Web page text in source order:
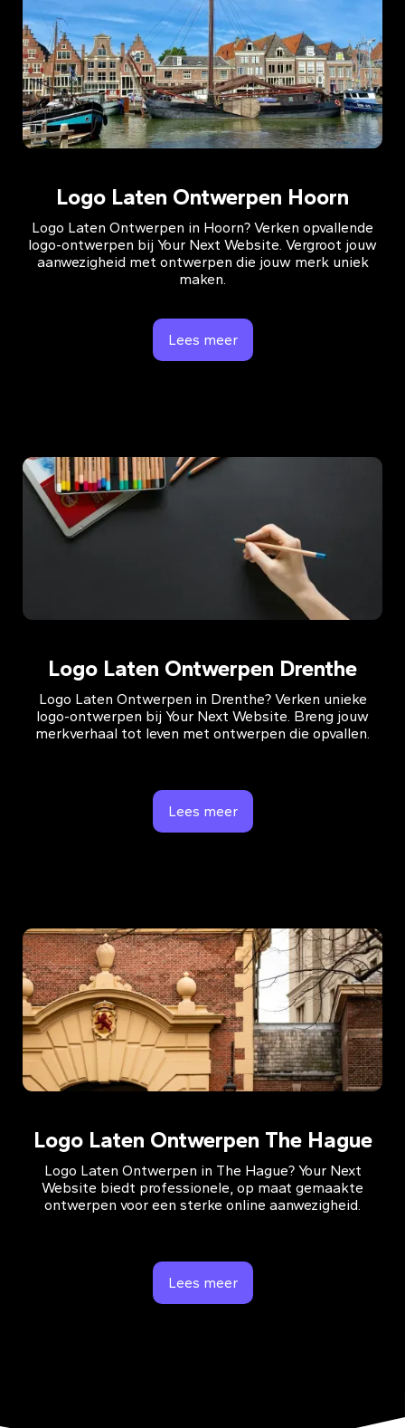
Logo Laten Ontwerpen Hoorn
Logo Laten Ontwerpen in Hoorn? Verken opvallende
logo-ontwerpen bij Your Next Website. Vergroot jouw
aanwezigheid met ontwerpen die jouw merk uniek
maken.
Lees meer
Logo Laten Ontwerpen Drenthe
Logo Laten Ontwerpen in Drenthe? Verken unieke
logo-ontwerpen bij Your Next Website. Breng jouw
merkverhaal tot leven met ontwerpen die opvallen.
Lees meer
Logo Laten Ontwerpen The Hague
Logo Laten Ontwerpen in The Hague? Your Next
Website biedt professionele, op maat gemaakte
ontwerpen voor een sterke online aanwezigheid.
Lees meer